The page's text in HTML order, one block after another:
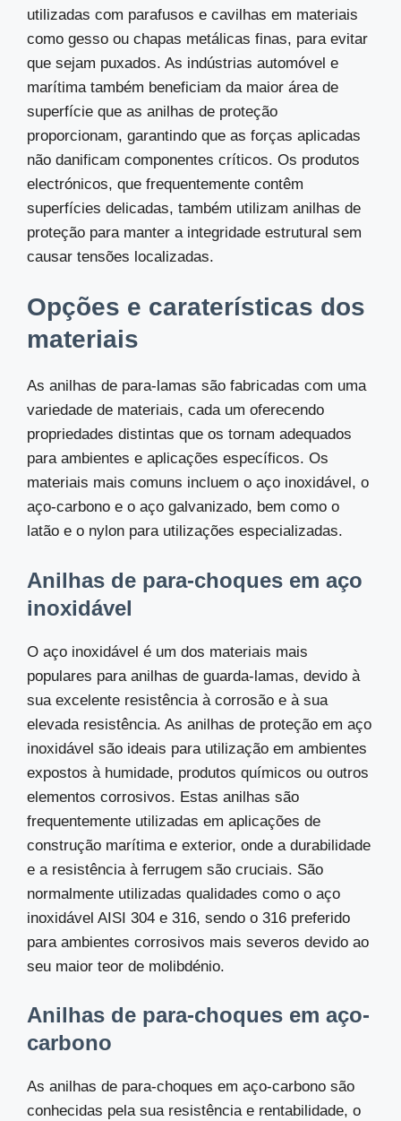
utilizadas com parafusos e cavilhas em materiais
como gesso ou chapas metálicas finas, para evitar
que sejam puxados. As indústrias automóvel e
marítima também beneficiam da maior área de
superfície que as anilhas de proteção
proporcionam, garantindo que as forças aplicadas
não danificam componentes críticos. Os produtos
electrónicos, que frequentemente contêm
superfícies delicadas, também utilizam anilhas de
proteção para manter a integridade estrutural sem
causar tensões localizadas.
Opções e caraterísticas dos
materiais
As anilhas de para-lamas são fabricadas com uma
variedade de materiais, cada um oferecendo
propriedades distintas que os tornam adequados
para ambientes e aplicações específicos. Os
materiais mais comuns incluem o aço inoxidável, o
aço-carbono e o aço galvanizado, bem como o
latão e o nylon para utilizações especializadas.
Anilhas de para-choques em aço
inoxidável
O aço inoxidável é um dos materiais mais
populares para anilhas de guarda-lamas, devido à
sua excelente resistência à corrosão e à sua
elevada resistência. As anilhas de proteção em aço
inoxidável são ideais para utilização em ambientes
expostos à humidade, produtos químicos ou outros
elementos corrosivos. Estas anilhas são
frequentemente utilizadas em aplicações de
construção marítima e exterior, onde a durabilidade
e a resistência à ferrugem são cruciais. São
normalmente utilizadas qualidades como o aço
inoxidável AISI 304 e 316, sendo o 316 preferido
para ambientes corrosivos mais severos devido ao
seu maior teor de molibdénio.
Anilhas de para-choques em aço-
carbono
As anilhas de para-choques em aço-carbono são
conhecidas pela sua resistência e rentabilidade, o